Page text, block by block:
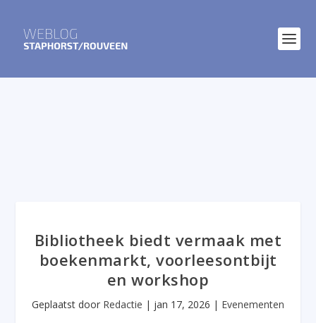
Bibliotheek biedt vermaak met
boekenmarkt, voorleesontbijt
en workshop
Geplaatst door Redactie | jan 17, 2026 | Evenementen